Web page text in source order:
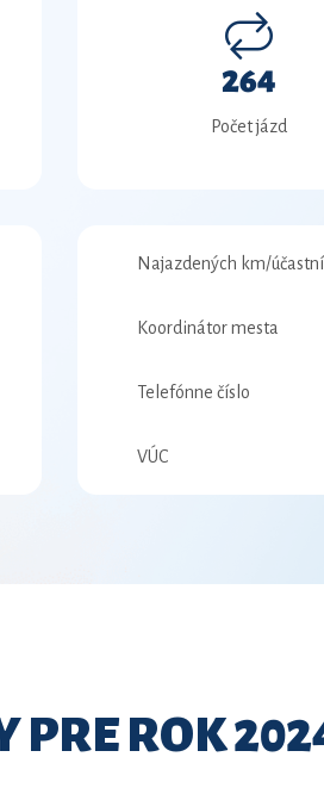
264
Počet jázd
Najazdených km/
Koordinátor mesta
Telefónne číslo
VÚC
PRE ROK